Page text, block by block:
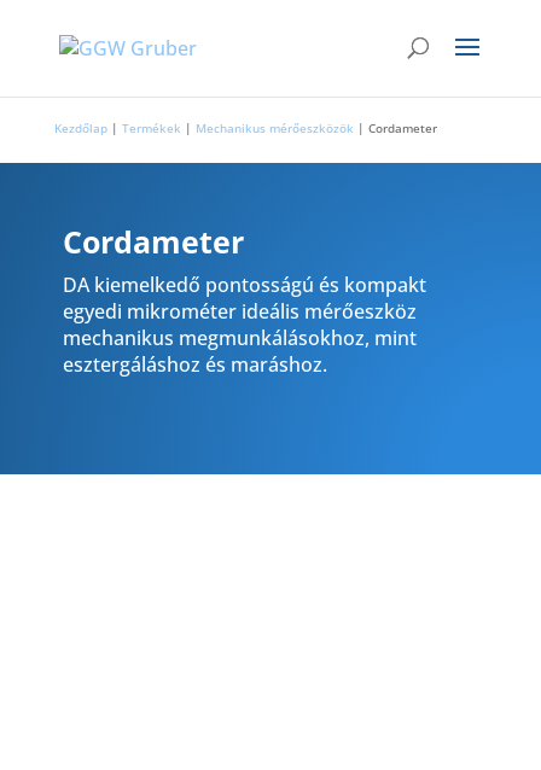
Kezdőlap| Termékek | Mechanikus mérőeszközök | Cordameter
Cordameter
DA kiemelkedő pontosságú és kompakt
egyedi mikrométer ideális mérőeszköz
mechanikus megmunkálásokhoz, mint
esztergáláshoz és maráshoz.